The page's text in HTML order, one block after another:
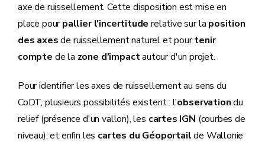
axe de ruissellement. Cette disposition est mise en
place pourpallier l'incertitude relative sur la position
des axesde ruissellement naturel et pourtenir
compte de la zone d'impactautour d'un projet.
Pour identifier les axes de ruissellement au sens du
CoDT, plusieurs possibilités existent : l'observationdu
relief (présence d'un vallon), les cartes IGN (courbes de
niveau), et enfin les cartes du Géoportailde Wallonie